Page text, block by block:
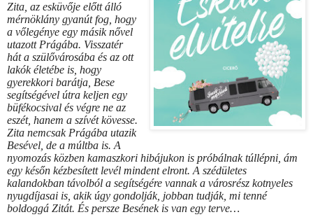
Zita, az esküvője előtt álló
mérnöklány gyanút fog, hogy
a vőlegénye egy másik nővel
utazott Prágába. Visszatér
hát a szülővárosába és az ott
lakók életébe is, hogy
gyerekkori barátja, Bese
segítségével útra keljen egy
büfékocsival és végre ne az
eszét, hanem a szívét kövesse.
Zita nemcsak Prágába utazik
Besével, de a múltba is. A
nyomozás közben kamaszkori hibájukon is próbálnak túllépni, ám
egy későn kézbesített levél mindent elront. A szédületes
kalandokban távolból a segítségére vannak a városrész kotnyeles
nyugdíjasai is, akik úgy gondolják, jobban tudják, mi tenné
boldoggá Zitát. És persze Besének is van egy terve…